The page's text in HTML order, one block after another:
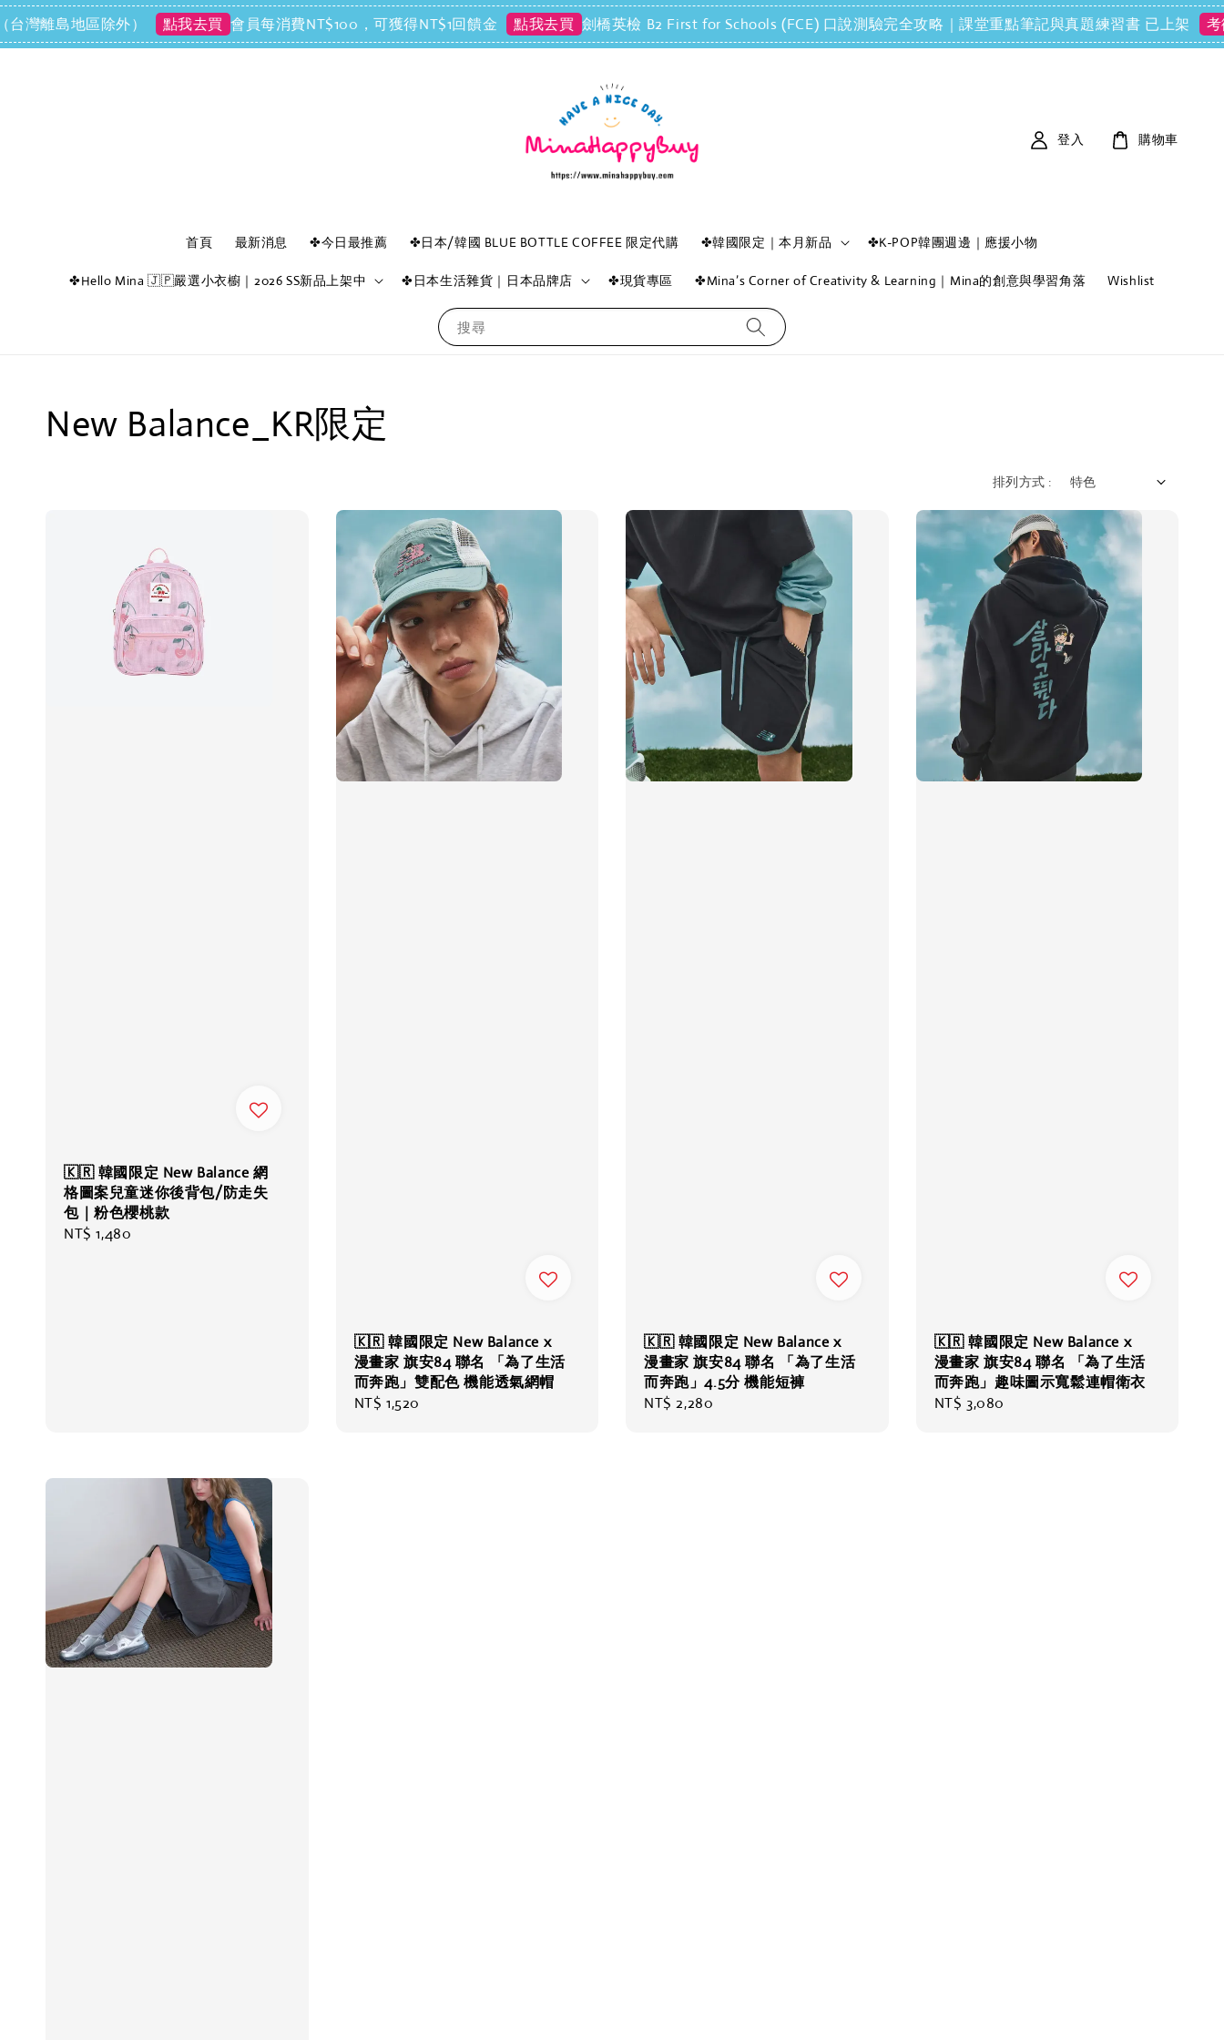
離島地區除外） 點我去買 會員每消費NT$100，可獲得NT$1回饋金 點我去買 劍橋英檢 B2 First for Schools (FCE) 口說測驗完全攻略｜課堂重點筆記與真題練習書 已上架 考衝
搜尋
首頁 最新消息 ✤今日最推薦 ✤日本/韓國 BLUE BOTTLE COFFEE 限定代購 ✤韓國限定｜本月新品 ✤K-POP韓團週邊｜應援小物
✤Hello Mina 🇯🇵嚴選小衣櫥｜2026 SS新品上架中 ✤日本生活雜貨｜日本品牌店 ✤現貨專區 ✤Mina’s Corner of Creativity & Learning｜Mina的創意與學習角落 Wishlist
登入 購物車
New Balance_KR限定
排列方式 :
🇰🇷 韓國限定 New Balance 網
格圖案兒童迷你後背包/防走失
包｜粉色櫻桃款
Regular
NT$ 1,480
🇰🇷 韓國限定 New Balance x
漫畫家 旗安84 聯名 「為了生活
而奔跑」雙配色 機能透氣網帽
Regular
NT$ 1,520
🇰🇷 韓國限定 New Balance x
漫畫家 旗安84 聯名 「為了生活
而奔跑」4.5分 機能短褲
Regular
NT$ 2,280
🇰🇷 韓國限定 New Balance x
漫畫家 旗安84 聯名 「為了生活
而奔跑」趣味圖示寬鬆連帽衛衣
Regular
NT$ 3,080